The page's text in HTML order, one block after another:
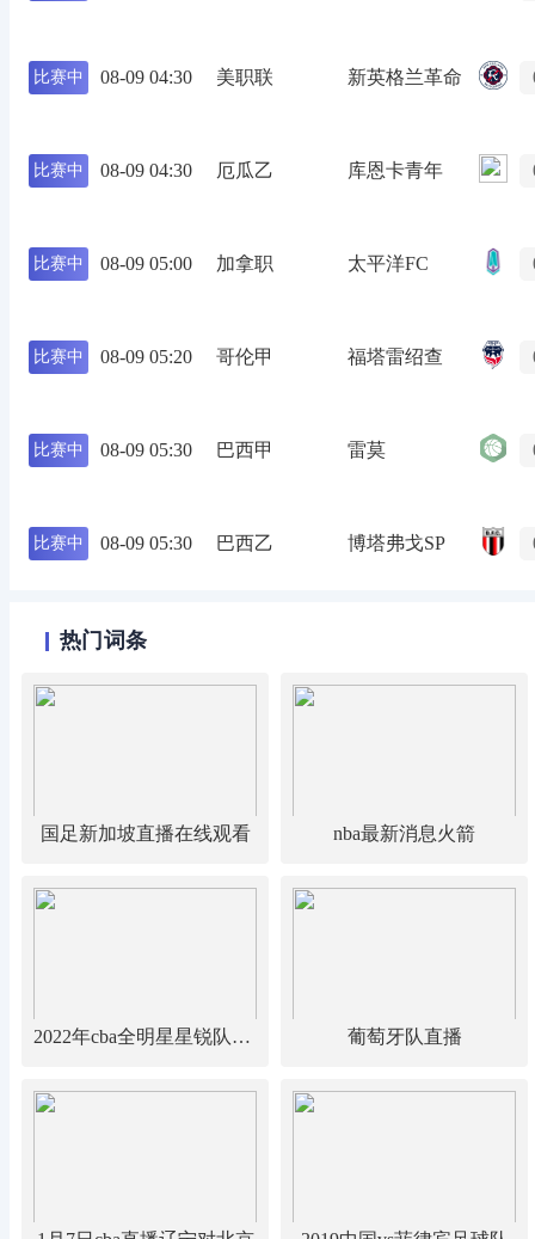
比赛中 08-09 04:30 美职联 新英格兰革命
比赛中 08-09 04:30 厄瓜乙 库恩卡青年
比赛中 08-09 05:00 加拿职 太平洋FC
比赛中 08-09 05:20 哥伦甲 福塔雷绍查
比赛中 08-09 05:30 巴西甲 雷莫
比赛中 08-09 05:30 巴西乙 博塔弗戈SP
热门词条
国足新加坡直播在线观看 nba最新消息火箭
2022年cba全明星星锐队vs大学生队 葡萄牙队直播